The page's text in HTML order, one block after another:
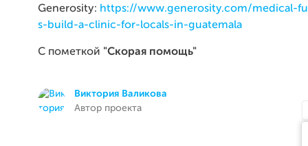
Generosity: https://www.generosity.com/medical-
s-build-a-clinic-for-locals-in-guatemala
С пометкой "Скорая помощь"
Виктория Валикова
Автор проекта